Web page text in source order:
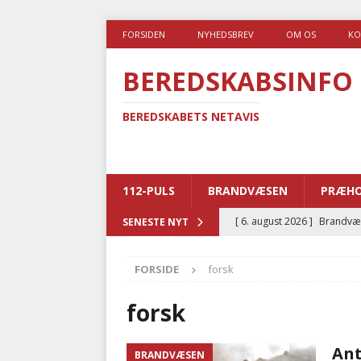
FORSIDEN NYHEDSBREV OM OS
BEREDSKABSINFO
BEREDSKABETS NETAVIS
112-PULS BRANDVÆSEN
SENESTE NYT [ 6. august 2026 ]
[ 4. august 2026 ]
FORSIDE forsk
forsk
BRANDVÆSEN